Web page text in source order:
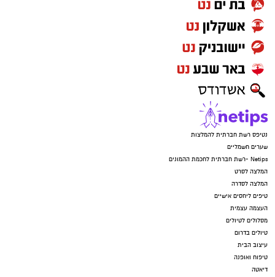
נטיפס רשת חברתית להמלצות
שערים חשמליים
Netips -רשת חברתית לחכמת ההמונים
המלצה לסרט
המלצה לסדרה
טיפים ליחסים אישיים
העצמה עצמית
מסלולים לטיולים
טיולים בדרום
עיצוב הבית
טיפוח ואופנה
דיאטה